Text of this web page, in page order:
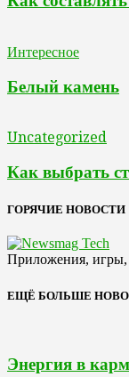
Интересное
Белый камень
Uncategorized
Как выбрать
ГОРЯЧИЕ НОВОСТИ
Приложения, игры,
ЕЩЁ БОЛЬШЕ
Энергия в